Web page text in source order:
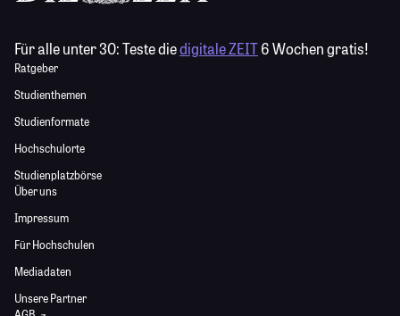
Für alle unter 30:Teste diedigitale ZEIT6 Wochen gratis!
Ratgeber
Studienthemen
Studienformate
Hochschulorte
Studienplatzbörse
Über uns
Impressum
Für Hochschulen
Mediadaten
Unsere Partner